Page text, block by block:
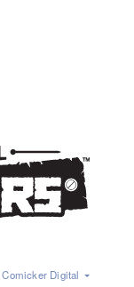
Comicker Digital